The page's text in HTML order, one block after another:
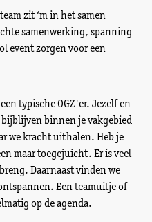
zit ‘m in het samen
samenwerking, spanning
event zorgen voor een
typische OGZ'er. Jezelf en
binnen je vakgebied
we kracht uithalen. Heb je
maar toegejuicht. Er is veel
Daarnaast vinden we
Een teamuitje of
op de agenda.